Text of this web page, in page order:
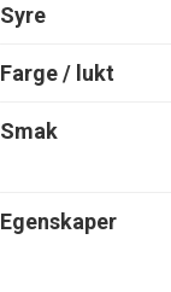
Syre
Farge / lukt
Smak
Egenskaper